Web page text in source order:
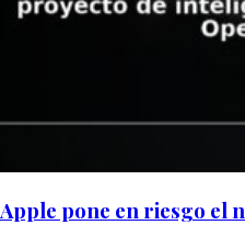
Apple pone en riesgo el